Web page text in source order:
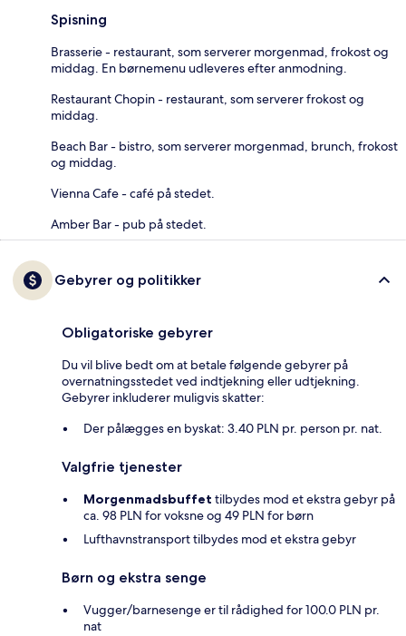
Spisning
Brasserie - restaurant, som serverer morgenmad, frokost og
middag. En børnemenu udleveres efter anmodning.
Restaurant Chopin - restaurant, som serverer frokost og
middag.
Beach Bar - bistro, som serverer morgenmad, brunch, frokost
og middag.
Vienna Cafe - café på stedet.
Amber Bar - pub på stedet.
Gebyrer og politikker
Obligatoriske gebyrer
Du vil blive bedt om at betale følgende gebyrer på
overnatningsstedet ved indtjekning eller udtjekning.
Gebyrer inkluderer muligvis skatter:
Der pålægges en byskat: 3.40 PLN pr. person pr. nat.
Valgfrie tjenester
Morgenmadsbuffet tilbydes mod et ekstra gebyr på
ca. 98 PLN for voksne og 49 PLN for børn
Lufthavnstransport tilbydes mod et ekstra gebyr
Børn og ekstra senge
Vugger/barnesenge er til rådighed for 100.0 PLN pr.
nat